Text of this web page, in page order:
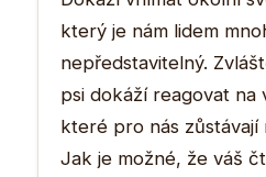
který je nám lidem
nepředstavitelný.
psi dokáží reagovat na
které pro nás zůstávají
Jak je možné, že váš